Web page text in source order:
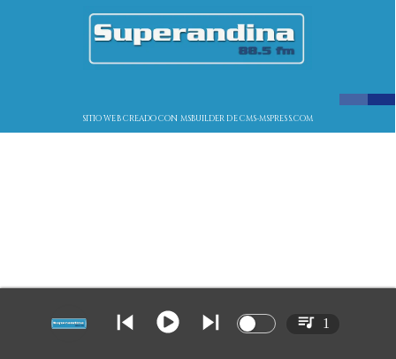
SITIO WEB CREADO CON MSBUILDER DE CMS-MSPRESS.COM
1